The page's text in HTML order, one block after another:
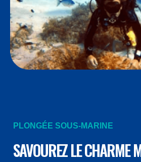
PLONGÉE SOUS-MARINE
SAVOUREZ LE CHARME